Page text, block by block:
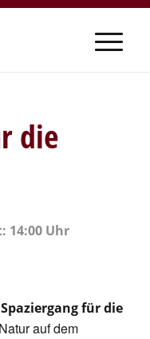
die
14:00 Uhr
Spaziergang für die
auf dem